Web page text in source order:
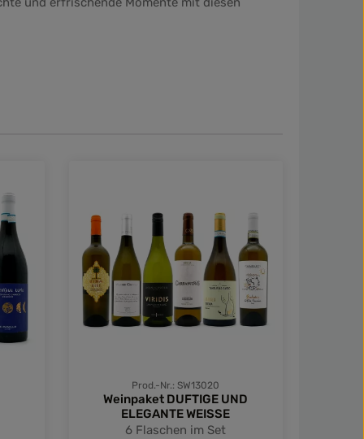
Prod.-Nr.: SW13020
Weinpaket DUFTIGE UND
ELEGANTE WEISSE
6 Flaschen im Set